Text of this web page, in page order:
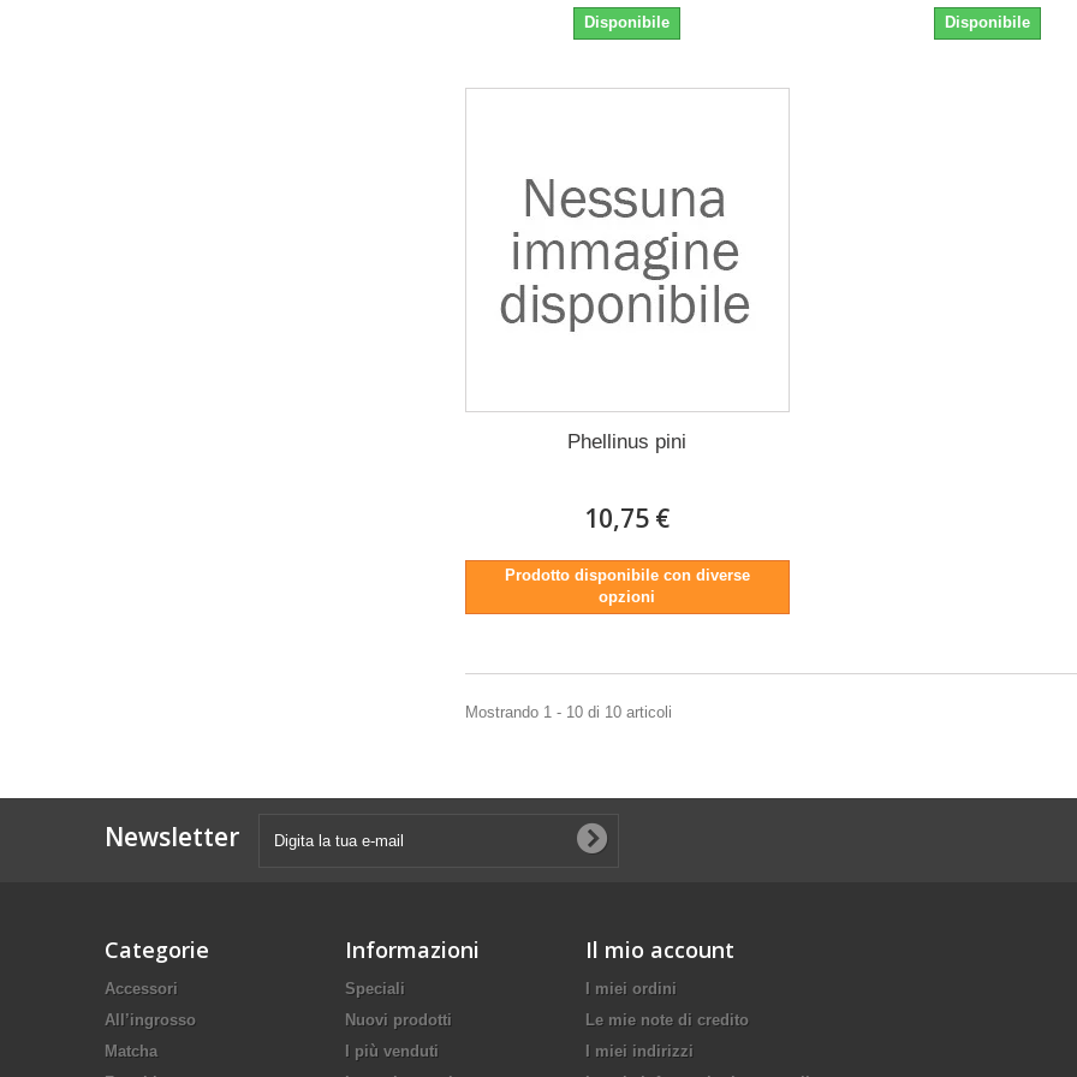
Disponibile Disponibile
Phellinus pini
10,75 €
Prodotto disponibile con diverse
opzioni
Mostrando 1 - 10 di 10 articoli
Newsletter
Categorie
Accessori
All’ingrosso
Matcha
Informazioni
Speciali
Nuovi prodotti
I più venduti
Il mio account
I miei ordini
Le mie note di credito
I miei indirizzi